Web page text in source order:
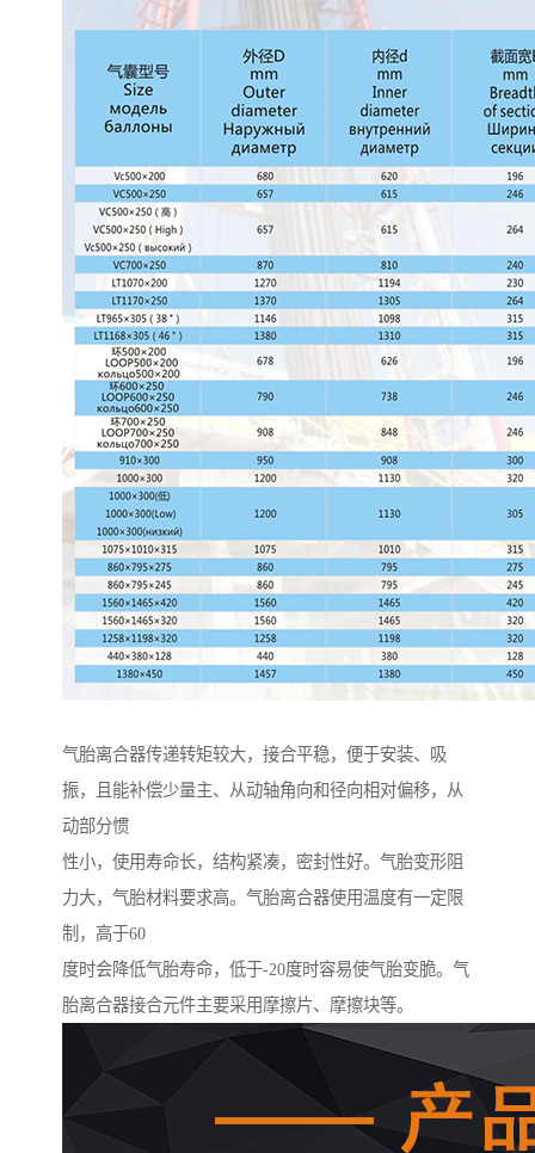
气胎离合器传递转矩较大，接合平稳，便于安装、吸
振，且能补偿少量主、从动轴角向和径向相对偏移，从
动部分惯
性小，使用寿命长，结构紧凑，密封性好。气胎变形阻
力大，气胎材料要求高。气胎离合器使用温度有一定限
制，高于60
度时会降低气胎寿命，低于-20度时容易使气胎变脆。气
胎离合器接合元件主要采用摩擦片、摩擦块等。